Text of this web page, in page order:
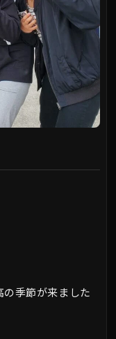
季節が来ました